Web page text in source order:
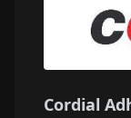
Cordial